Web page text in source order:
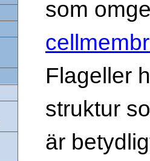
som
Flageller
struktur
är